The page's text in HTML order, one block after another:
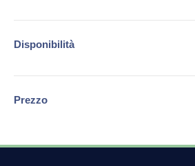
Disponibilità
Prezzo